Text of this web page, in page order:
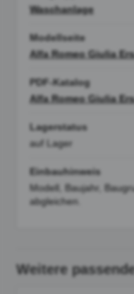
Waschanlage
Modellseite
Alfa Romeo Giulia
PDF-Katalog
Alfa Romeo Giulia
Lagerstatus
auf Lager
Einbauhinweis
Modell, Baujahr,
abgleichen.
Weitere